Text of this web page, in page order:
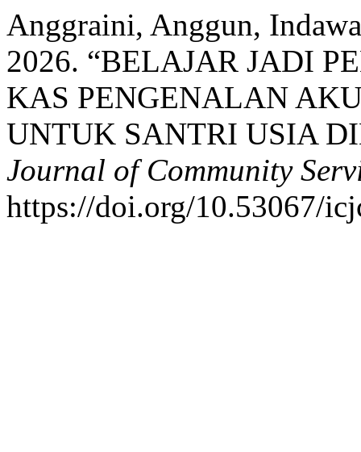
Anggraini, Anggun,
2026. “BELAJAR JADI
KAS PENGENALAN
UNTUK SANTRI USIA
Journal of Community
https://doi.org/10.53067/